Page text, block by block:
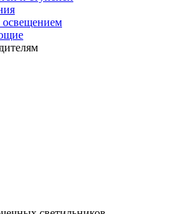
освещением